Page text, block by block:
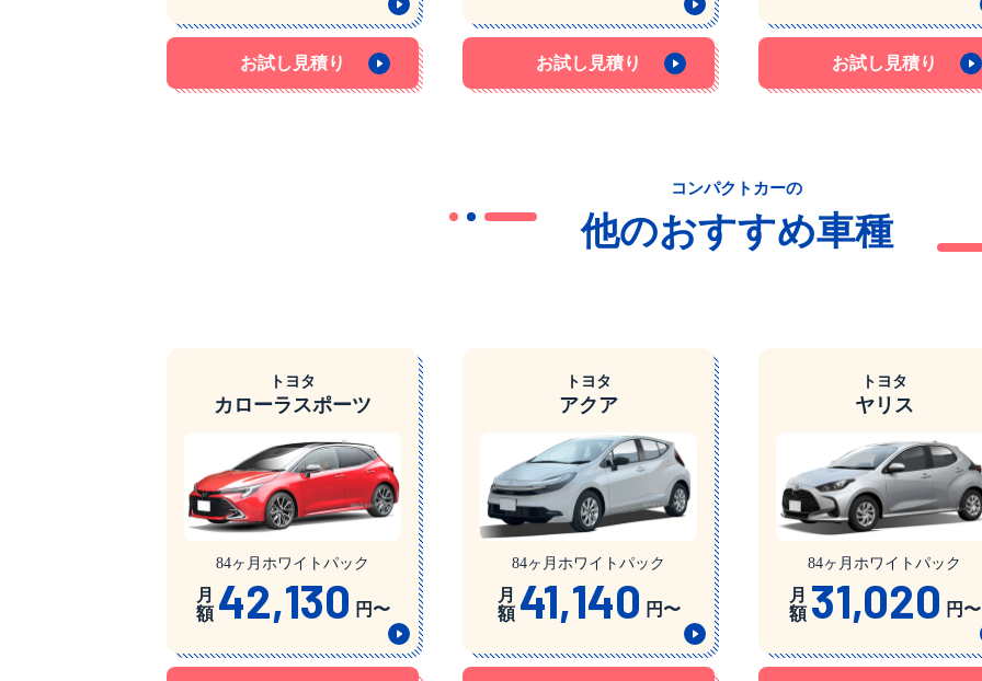
お試し見積り お試し見積り お試し見積り
コンパクトカーの
他のおすすめ車種
トヨタ
カローラスポーツ
84ヶ月ホワイトパック
月
額 42,130 円〜
トヨタ
アクア
84ヶ月ホワイトパック
月
額 41,140 円〜
トヨタ
ヤリス
84ヶ月ホワイトパック
月
額 31,020 円〜